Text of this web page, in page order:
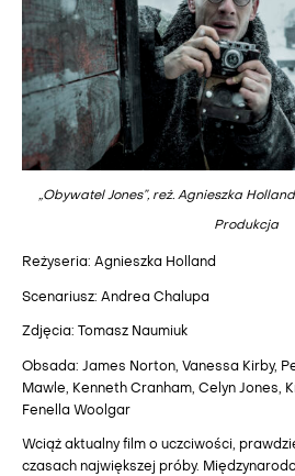
„Obywatel Jones”, reż. Agnieszka
Produkcja
Reżyseria: Agnieszka Holland
Scenariusz: Andrea Chalupa
Zdjęcia: Tomasz Naumiuk
Obsada: James Norton, Vanessa Kirby,
Mawle, Kenneth Cranham, Celyn Jones,
Fenella Woolgar
Wciąż aktualny film o uczciwości,
czasach największej próby.